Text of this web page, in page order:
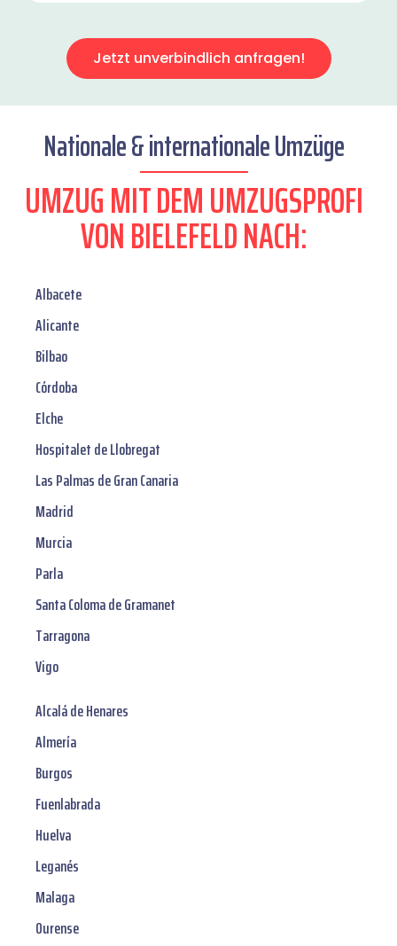
Jetzt unverbindlich anfragen!
Nationale & internationale Umzüge
UMZUG MIT DEM UMZUGSPROFI
VON BIELEFELD NACH:
Albacete
Alicante
Bilbao
Córdoba
Elche
Hospitalet de Llobregat
Las Palmas de Gran Canaria
Madrid
Murcia
Parla
Santa Coloma de Gramanet
Tarragona
Vigo
Alcalá de Henares
Almería
Burgos
Fuenlabrada
Huelva
Leganés
Malaga
Ourense